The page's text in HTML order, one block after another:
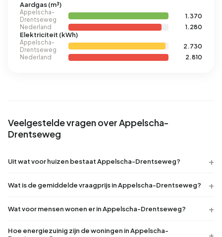
Aardgas (m³)
Appelscha-
Drentseweg
1.370
Nederland
1.280
Elektriciteit (kWh)
Appelscha-
Drentseweg
2.730
Nederland
2.810
Veelgestelde vragen over Appelscha-
Drentseweg
Uit wat voor huizen bestaat Appelscha-Drentseweg?
Wat is de gemiddelde vraagprijs in Appelscha-Drentseweg?
Wat voor mensen wonen er in Appelscha-Drentseweg?
Hoe energiezuinig zijn de woningen in Appelscha-